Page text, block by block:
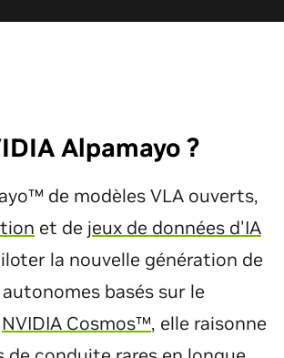
Alpamayo ?
de modèles VLA ouverts,
et de jeux de données d'IA
la nouvelle génération de
basés sur le
NVIDIA Cosmos™, elle raisonne